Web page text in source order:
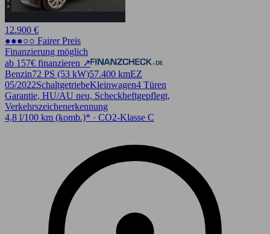
12.900 €
●●●○○ Fairer Preis
Finanzierung möglich
ab 157€ finanzieren ↗
Benzin72 PS (53 kW)57.400 kmEZ
05/2022SchaltgetriebeKleinwagen4 Türen
Garantie, HU/AU neu, Scheckheftgepflegt,
Verkehrszeichenerkennung
4,8 l/100 km (komb.)* · CO2-Klasse C